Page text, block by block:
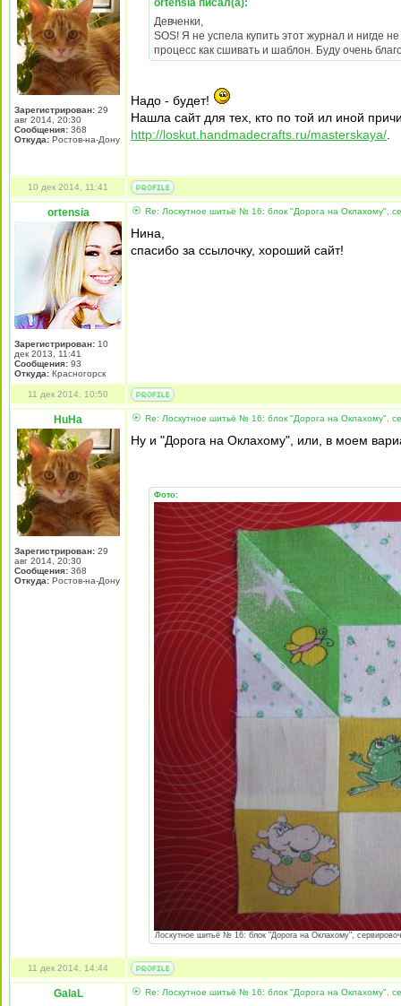
Зарегистрирован: 29
авг 2014, 20:30
Сообщения: 368
Откуда: Ростов-на-Дону
ortensia писал(а):
Девченки,
SOS! Я не успела купить этот журнал и нигде
процесс как сшивать и шаблон. Буду очень
Надо - будет!
Нашла сайт для тех, кто по той ил иной
http://loskut.handmadecrafts.ru/masterskaya/
10 дек 2014, 11:41
ortensia
Зарегистрирован: 10
дек 2013, 11:41
Сообщения: 93
Откуда: Красногорск
Re: Лоскутное шитьё № 16: блок "Дорога на Оклахому",
Нина,
спасибо за ссылочку, хороший сайт!
11 дек 2014, 10:50
HuHa
Зарегистрирован: 29
авг 2014, 20:30
Сообщения: 368
Откуда: Ростов-на-Дону
Re: Лоскутное шитьё № 16: блок "Дорога на Оклахому",
Ну и "Дорога на Оклахому", или, в моем
Фото:
Лоскутное шитьё № 16: блок "Дорога на Оклахому",
11 дек 2014, 14:44
GalaL Re: Лоскутное шитьё № 16: блок "Дорога на Оклахому",